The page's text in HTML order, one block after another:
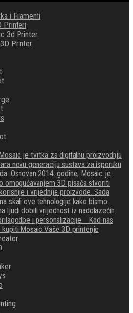
i Filamenti
Printeri
3d Printer
Printer
Mosaic je tvrtka za digitalnu proizvodnju
novu generaciju sustava za isporuku
Osnovan 2014. godine, Mosaic je
omogućavanjem 3D pisača stvoriti
i vrijednije proizvode. Sada
skali ove tehnologije kako bismo
ljudi dobili vrijednost iz nadolazećih
i personalizacije. Kod nas
Mosaic Vaše 3D printenje